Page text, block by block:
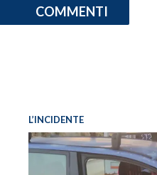
COMMENTI
L’INCIDENTE